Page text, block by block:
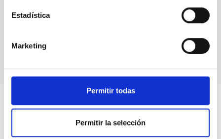
Estadística
Marketing
Permitir todas
Permitir la selección
Animaciones eclipses, transitos and alineamientos